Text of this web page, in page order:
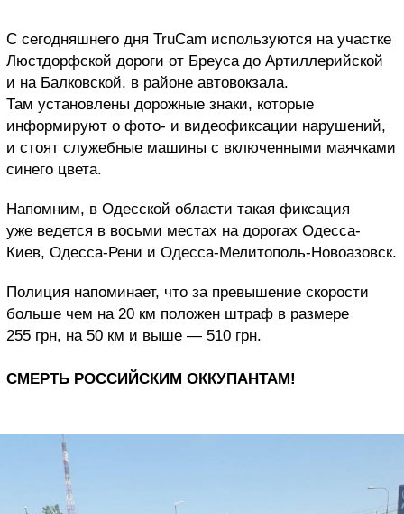
С сегодняшнего дня TruCam используются на участке
Люстдорфской дороги от Бреуса до Артиллерийской
и на Балковской, в районе автовокзала.
Там установлены дорожные знаки, которые
информируют о фото- и видеофиксации нарушений,
и стоят служебные машины с включенными маячками
синего цвета.
Напомним, в Одесской области такая фиксация
уже ведется в восьми местах на дорогах Одесса-
Киев, Одесса-Рени и Одесса-Мелитополь-Новоазовск.
Полиция напоминает, что за превышение скорости
больше чем на 20 км положен штраф в размере
255 грн, на 50 км и выше — 510 грн.
СМЕРТЬ РОССИЙСКИМ ОККУПАНТАМ!